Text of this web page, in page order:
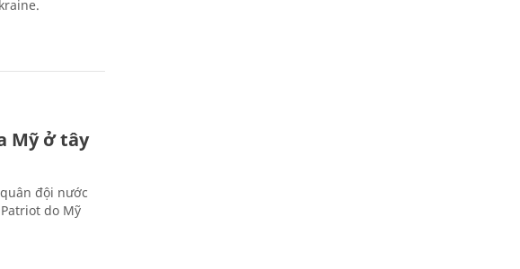
Mỹ ở tây
đội nước
do Mỹ